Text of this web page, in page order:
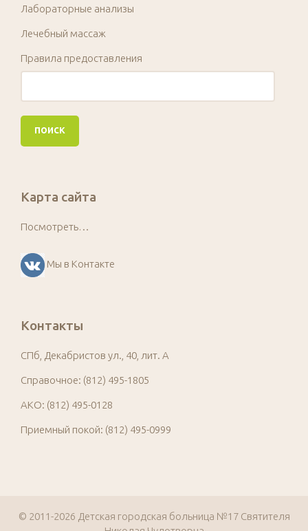
Лабораторные анализы
Лечебный массаж
Правила предоставления
Карта сайта
Посмотреть…
Мы в Контакте
Контакты
СПб, Декабристов ул., 40, лит. А
Справочное: (812) 495-1805
АКО: (812) 495-0128
Приемный покой: (812) 495-0999
© 2011-2026 Детская городская больница №17 Святителя